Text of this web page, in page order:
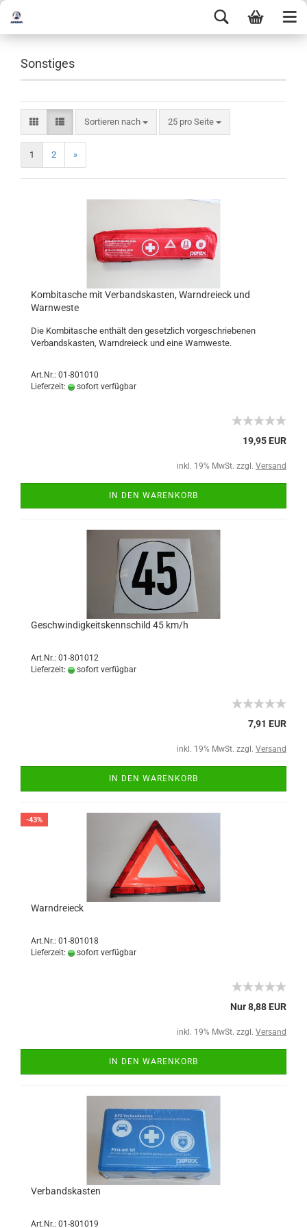
Sonstiges
Sortieren nach 25 pro Seite
1 2 »
Kombitasche mit Verbandskasten, Warndreieck und
Warnweste
Die Kombitasche enthält den gesetzlich vorgeschriebenen
Verbandskasten, Warndreieck und eine Warnweste.
Art.Nr.: 01-801010
Lieferzeit:
sofort verfügbar
19,95 EUR
inkl. 19% MwSt. zzgl. Versand
IN DEN WARENKORB
Geschwindigkeitskennschild 45 km/h
Art.Nr.: 01-801012
Lieferzeit:
sofort verfügbar
7,91 EUR
inkl. 19% MwSt. zzgl. Versand
IN DEN WARENKORB
-43%
Warndreieck
Art.Nr.: 01-801018
Lieferzeit:
sofort verfügbar
Nur 8,88 EUR
inkl. 19% MwSt. zzgl. Versand
IN DEN WARENKORB
Verbandskasten
Art.Nr.: 01-801019